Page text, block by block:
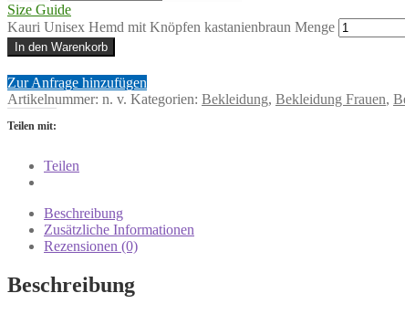
Size Guide
Kauri Unisex Hemd mit Knöpfen kastanienbraun Menge
In den Warenkorb
Zur Anfrage hinzufügen
Artikelnummer: n. v. Kategorien: Bekleidung, Bekleidung Frauen,
Teilen mit:
Teilen
Beschreibung
Zusätzliche Informationen
Rezensionen (0)
Beschreibung